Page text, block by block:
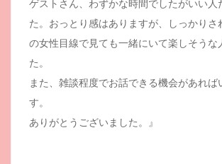
ゲストさん、わずかな時間でしたがいい人
た。おっとり感はありますが、しっかりさ
の女性目線で見ても一緒にいて楽しそうな
た。
また、雑談程度でお話できる機会があれば
す。
ありがとうございました。』